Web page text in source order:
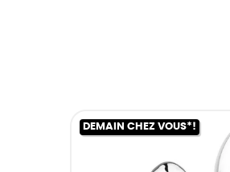
DEMAIN CHEZ VOUS*!